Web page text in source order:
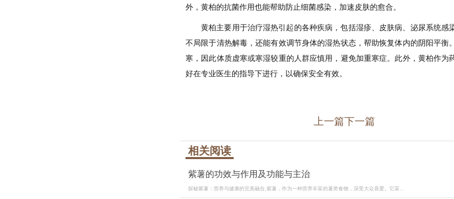
外，黄柏的抗菌作用也能帮助防止细菌感染，加速皮肤的愈合。
黄柏主要用于治疗湿热引起的各种疾病，包括湿疹、皮肤病、泌尿系统感
不局限于清热解毒，还能有效调节身体的湿热状态，帮助恢复体内的阴阳平衡
寒，因此体质虚寒或寒湿较重的人群应慎用，避免加重寒症。此外，黄柏作为
好在专业医生的指导下进行，以确保安全有效。
上一篇下一篇
相关阅读
紫薯的功效与作用及功能与主治
探秘紫薯：营养与健康的完美融合,紫薯，作为一种营养丰富的薯类食物，深受大众喜爱。它富...